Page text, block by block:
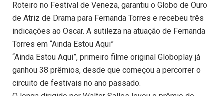
Roteiro no Festival de Veneza, garantiu o Globo de Ouro
de Atriz de Drama para Fernanda Torres e recebeu três
indicações ao Oscar. A sutileza na atuação de Fernanda
Torres em “Ainda Estou Aqui”
“Ainda Estou Aqui”, primeiro filme original Globoplay já
ganhou 38 prêmios, desde que começou a percorrer o
circuito de festivais no ano passado.